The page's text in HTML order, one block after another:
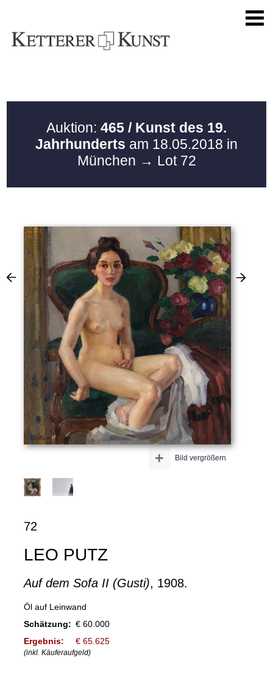
Auktion: 465 / Kunst des 19.
Jahrhunderts am 18.05.2018 in
München → Lot 72
Bild vergrößern
+
72
LEO PUTZ
Auf dem Sofa II (Gusti), 1908.
Öl auf Leinwand
Schätzung: € 60.000
Ergebnis:
€ 65.625
(inkl. Käuferaufgeld)